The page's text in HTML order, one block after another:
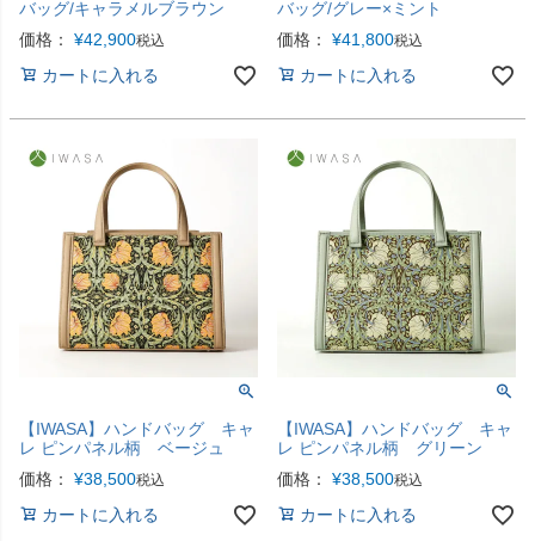
バッグ/キャラメルブラウン
価格：
¥42,900税込
カートに入れる
バッグ/グレー×ミント
価格：
¥41,800税込
カートに入れる
【IWASA】ハンドバッグ キャ
レ ピンパネル柄 ベージュ
価格：
¥38,500税込
カートに入れる
【IWASA】ハンドバッグ キャ
レ ピンパネル柄 グリーン
価格：
¥38,500税込
カートに入れる